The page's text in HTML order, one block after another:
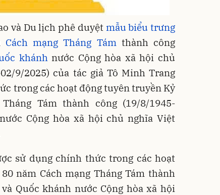
và Du lịch phê duyệt mẫu biểu trưng
Cách mạng Tháng Támthành công
khánhnước Cộng hòa xã hội chủ
9/2025) của tác giả Tô Minh Trang
trong các hoạt động tuyên truyền Kỷ
Tám thành công (19/8/1945-
Cộng hòa xã hội chủ nghĩa Việt
sử dụng chính thức trong các hoạt
năm Cách mạng Tháng Tám thành
Quốc khánh nước Cộng hòa xã hội